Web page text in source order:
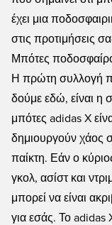
έχει μια
στις προτιμήσεις
Μπότες
Η πρώτη συλλογή
δούμε εδώ, είναι η
μπότες adidas X
δημιουργούν χάος
παίκτη. Εάν ο
γκολ, ασίστ και
μπορεί να είναι
για εσάς. Το adidas